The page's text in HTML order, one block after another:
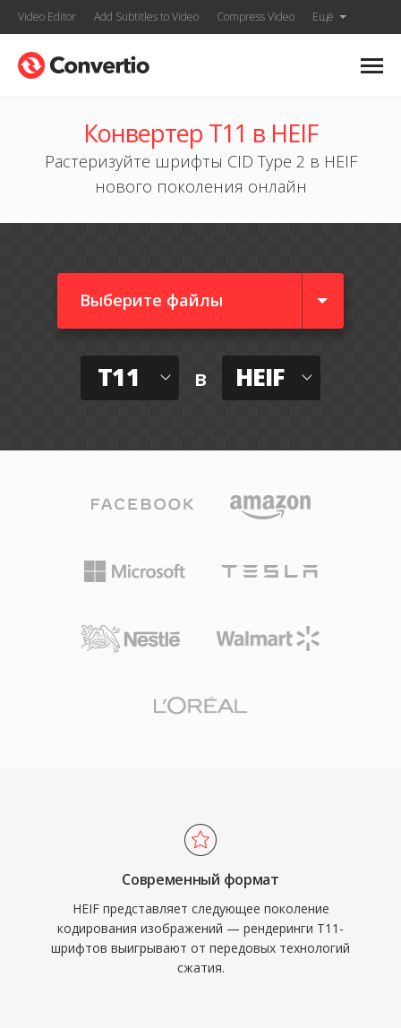
Video Editor Add Subtitles to Video Compress Video Ещё
Конвертер T11 в HEIF
Растеризуйте шрифты CID Type 2 в HEIF
нового поколения онлайн
Выберите файлы
T11 в HEIF
Современный формат
HEIF представляет следующее поколение
кодирования изображений — рендеринги T11-
шрифтов выигрывают от передовых технологий
сжатия.